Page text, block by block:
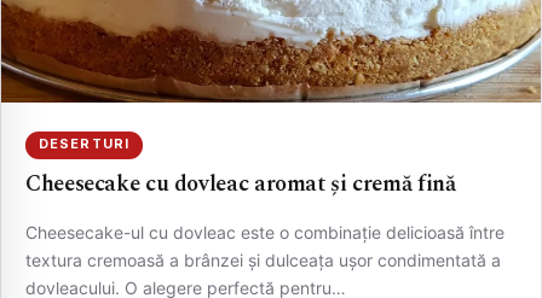
DESERTURI
Cheesecake cu dovleac aromat și cremă fină
Cheesecake-ul cu dovleac este o combinație delicioasă între
textura cremoasă a brânzei și dulceața ușor condimentată a
dovleacului. O alegere perfectă pentru…